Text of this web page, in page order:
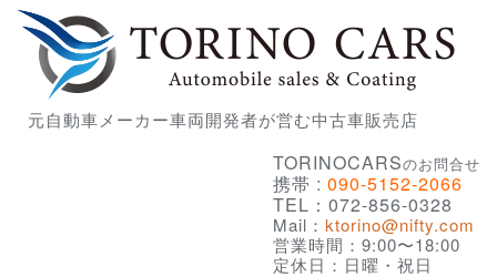
元自動車メーカー車両開発者が営む中古車販売店
TORINOCARSのお問合せ
携帯 : 090-5152-2066
TEL：072-856-0328
Mail： ktorino@nifty.com
営業時間：9:00〜18:00
定休日：日曜・祝日